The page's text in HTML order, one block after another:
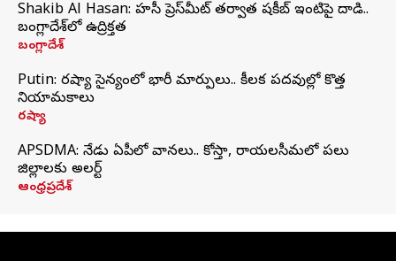
Shakib Al Hasan: హసీనా ప్రెస్‌మీట్‌ తర్వాత షకీబ్‌ ఇంటిపై దాడి..
బంగ్లాదేశ్‌లో ఉద్రిక్తత
బంగ్లాదేశ్
Putin: రష్యా సైన్యంలో భారీ మార్పులు.. కీలక పదవుల్లో కొత్త
నియామకాలు
రష్యా
APSDMA: నేడు ఏపీలో వానలు.. కోస్తా, రాయలసీమలో పలు
జిల్లాలకు అలర్ట్
ఆంధ్రప్రదేశ్